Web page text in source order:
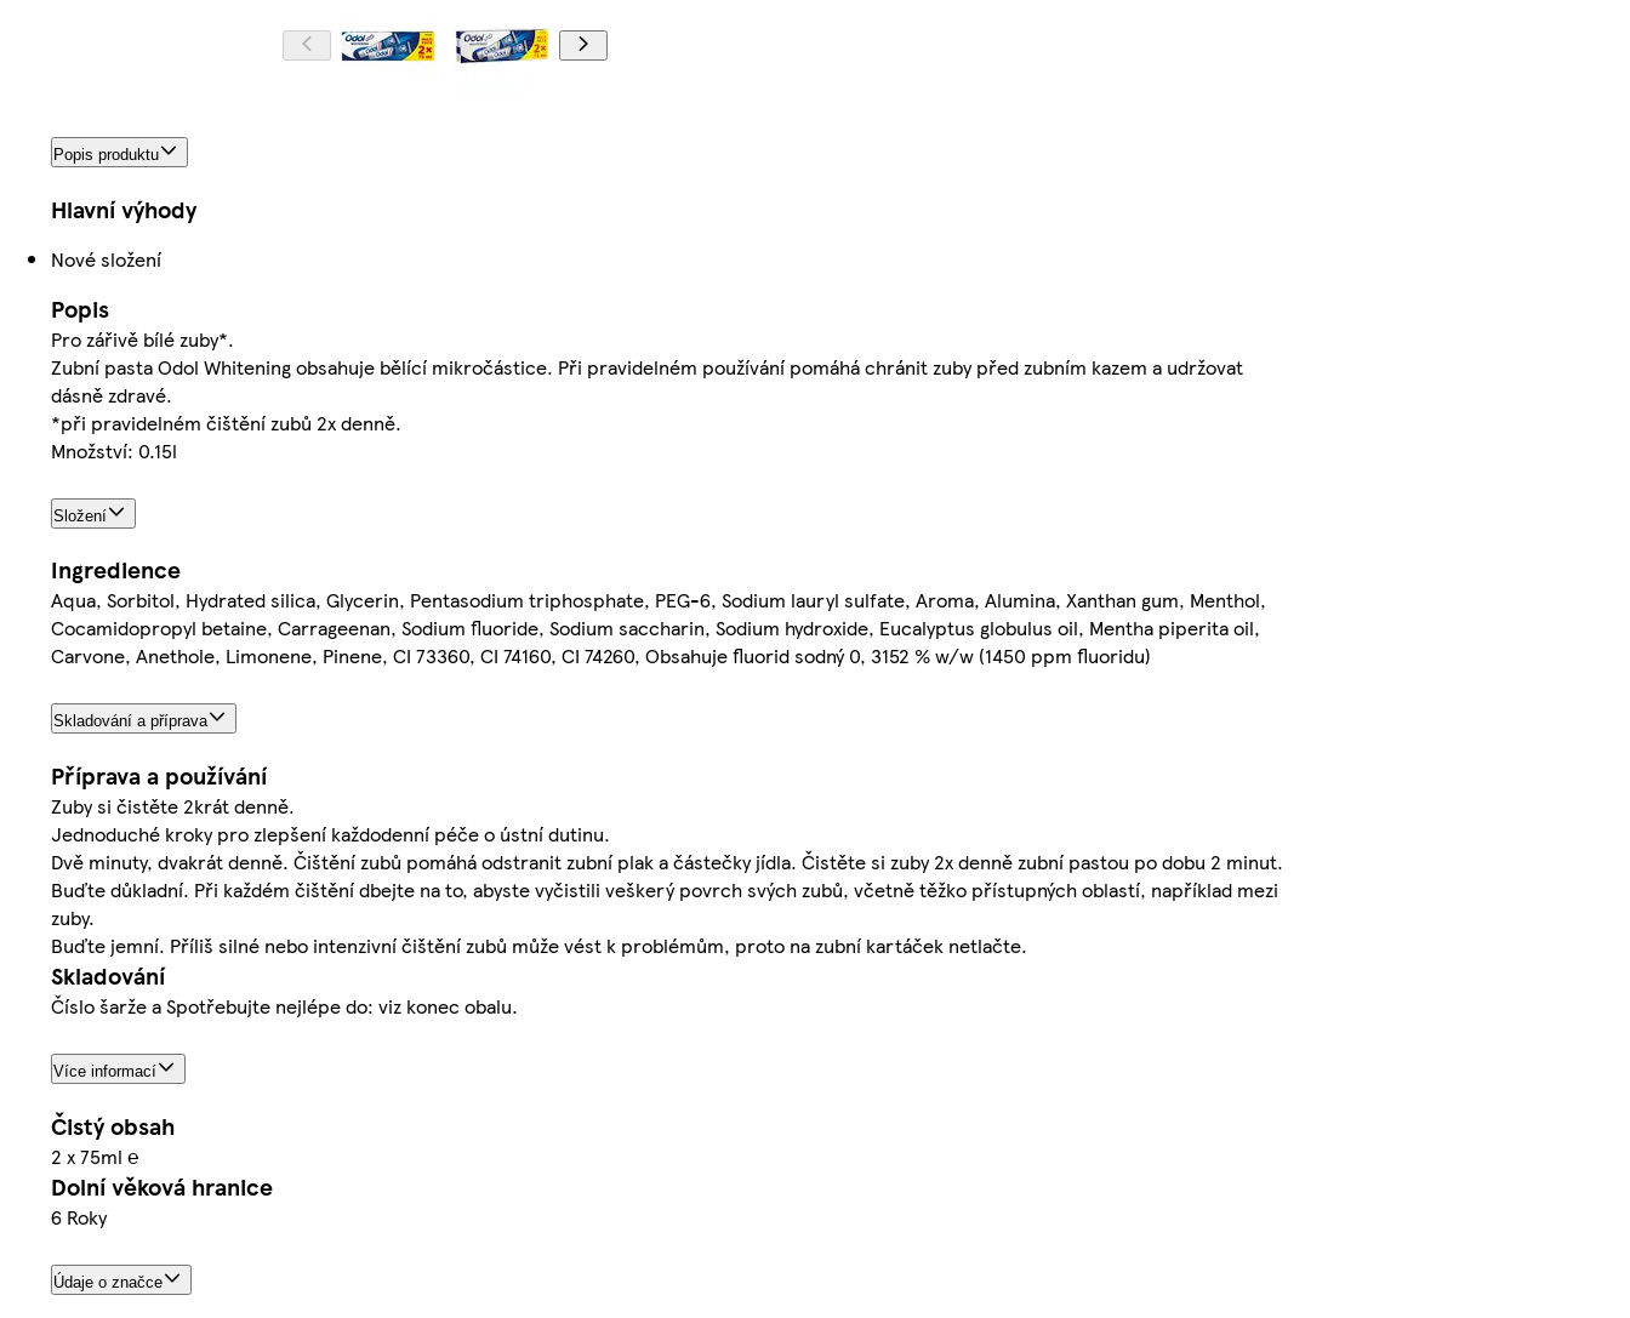
Popis produktu
Hlavní výhody
Nové složení
Popis
Pro zářivě bílé zuby*.
Zubní pasta Odol Whitening obsahuje bělící mikročástice. Při pravidelném používání pomáhá chránit zuby před zubním kazem a udržovat
dásně zdravé.
*při pravidelném čištění zubů 2x denně.
Množství: 0.15l
Složení
Ingredience
Aqua, Sorbitol, Hydrated silica, Glycerin, Pentasodium triphosphate, PEG-6, Sodium lauryl sulfate, Aroma, Alumina, Xanthan gum, Menthol,
Cocamidopropyl betaine, Carrageenan, Sodium fluoride, Sodium saccharin, Sodium hydroxide, Eucalyptus globulus oil, Mentha piperita oil,
Carvone, Anethole, Limonene, Pinene, CI 73360, CI 74160, CI 74260, Obsahuje fluorid sodný 0, 3152 % w/w (1450 ppm fluoridu)
Skladování a příprava
Příprava a používání
Zuby si čistěte 2krát denně.
Jednoduché kroky pro zlepšení každodenní péče o ústní dutinu.
Dvě minuty, dvakrát denně. Čištění zubů pomáhá odstranit zubní plak a částečky jídla. Čistěte si zuby 2x denně zubní pastou po dobu 2 minut.
Buďte důkladní. Při každém čištění dbejte na to, abyste vyčistili veškerý povrch svých zubů, včetně těžko přístupných oblastí, například mezi
zuby.
Buďte jemní. Příliš silné nebo intenzivní čištění zubů může vést k problémům, proto na zubní kartáček netlačte.
Skladování
Číslo šarže a Spotřebujte nejlépe do: viz konec obalu.
Více informací
Čistý obsah
2 x 75ml ℮
Dolní věková hranice
6 Roky
Údaje o značce